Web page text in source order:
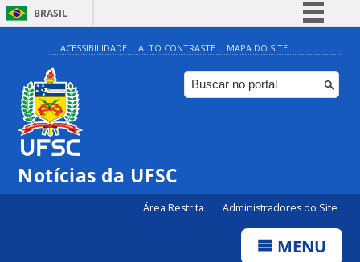
BRASIL
Simplifique!
Comunica BR
Participe
ACESSIBILIDADE ALTO CONTRASTE MAPA DO SITE
Notícias da UFSC
Área Restrita Administradores do Site
MENU